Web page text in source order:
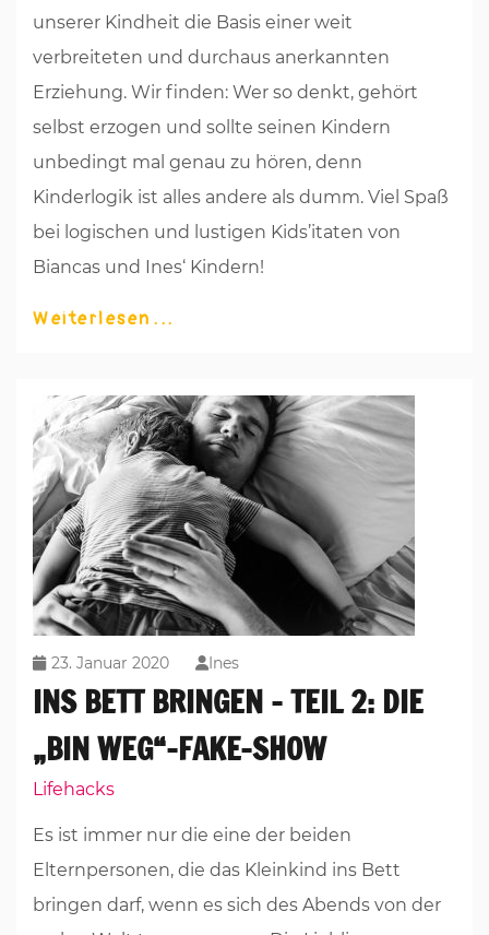
unserer Kindheit die Basis einer weit
verbreiteten und durchaus anerkannten
Erziehung. Wir finden: Wer so denkt, gehört
selbst erzogen und sollte seinen Kindern
unbedingt mal genau zu hören, denn
Kinderlogik ist alles andere als dumm. Viel Spaß
bei logischen und lustigen Kids’itaten von
Biancas und Ines‘ Kindern!
Weiterlesen
23. Januar 2020 Ines
INS BETT BRINGEN – TEIL 2: DIE
„BIN WEG“-FAKE-SHOW
Lifehacks
Es ist immer nur die eine der beiden
Elternpersonen, die das Kleinkind ins Bett
bringen darf, wenn es sich des Abends von der